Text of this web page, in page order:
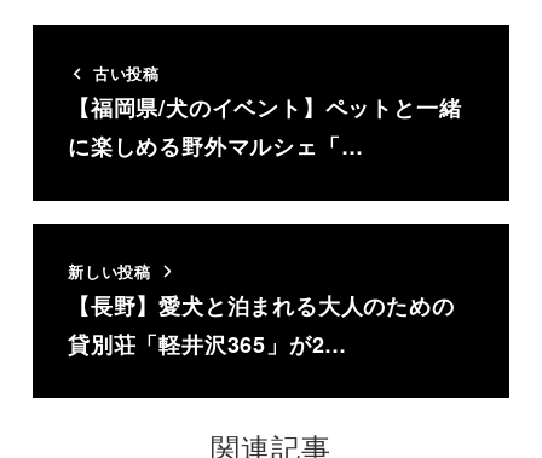
古い投稿
【福岡県/犬のイベント】ペットと一緒
に楽しめる野外マルシェ「…
新しい投稿
【長野】愛犬と泊まれる大人のための
貸別荘「軽井沢365」が2…
関連記事